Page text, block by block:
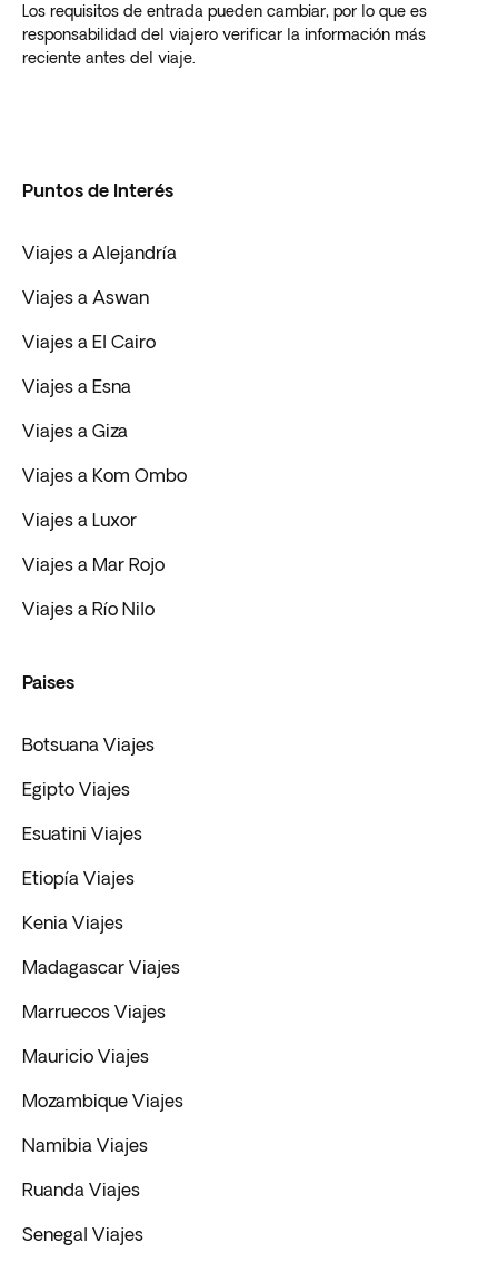
Los requisitos de entrada pueden cambiar, por lo que es
responsabilidad del viajero verificar la información más
reciente antes del viaje.
Puntos de Interés
Viajes a Alejandría
Viajes a Aswan
Viajes a El Cairo
Viajes a Esna
Viajes a Giza
Viajes a Kom Ombo
Viajes a Luxor
Viajes a Mar Rojo
Viajes a Río Nilo
Paises
Botsuana Viajes
Egipto Viajes
Esuatini Viajes
Etiopía Viajes
Kenia Viajes
Madagascar Viajes
Marruecos Viajes
Mauricio Viajes
Mozambique Viajes
Namibia Viajes
Ruanda Viajes
Senegal Viajes